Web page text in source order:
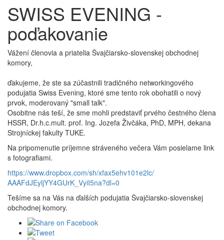
SWISS EVENING -
poďakovanie
Vážení členovia a priatelia Švajčiarsko-slovenskej obchodnej
komory,
ďakujeme, že ste sa zúčastnili tradičného networkingového
podujatia Swiss Evening, ktoré sme tento rok obohatili o nový
prvok, moderovaný "small talk".
Osobitne nás teší, že sme mohli predstaviť prvého čestného člena
HSSR, Dr.h.c.mult. prof. Ing. Jozefa Živčáka, PhD, MPH, dekana
Strojníckej fakulty TUKE.
Na pripomenutie príjemne stráveného večera Vám posielame link
s fotografiami.
https://www.dropbox.com/sh/xfax5ehv101e2lc/
AAAFdJEyljYY4GUrK_VyiI5na?dl=0
Tešíme sa na Vás na ďalších podujatia Švajčiarsko-slovenskej
obchodnej komory.